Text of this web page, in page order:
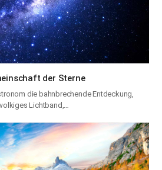
der Sterne
die bahnbrechende Entdeckung,
Lichtband,…